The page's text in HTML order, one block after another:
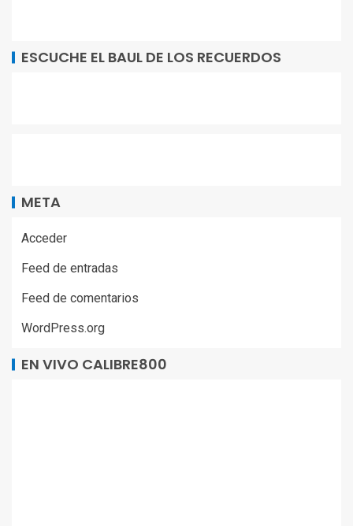
ESCUCHE EL BAUL DE LOS RECUERDOS
META
Acceder
Feed de entradas
Feed de comentarios
WordPress.org
EN VIVO CALIBRE800